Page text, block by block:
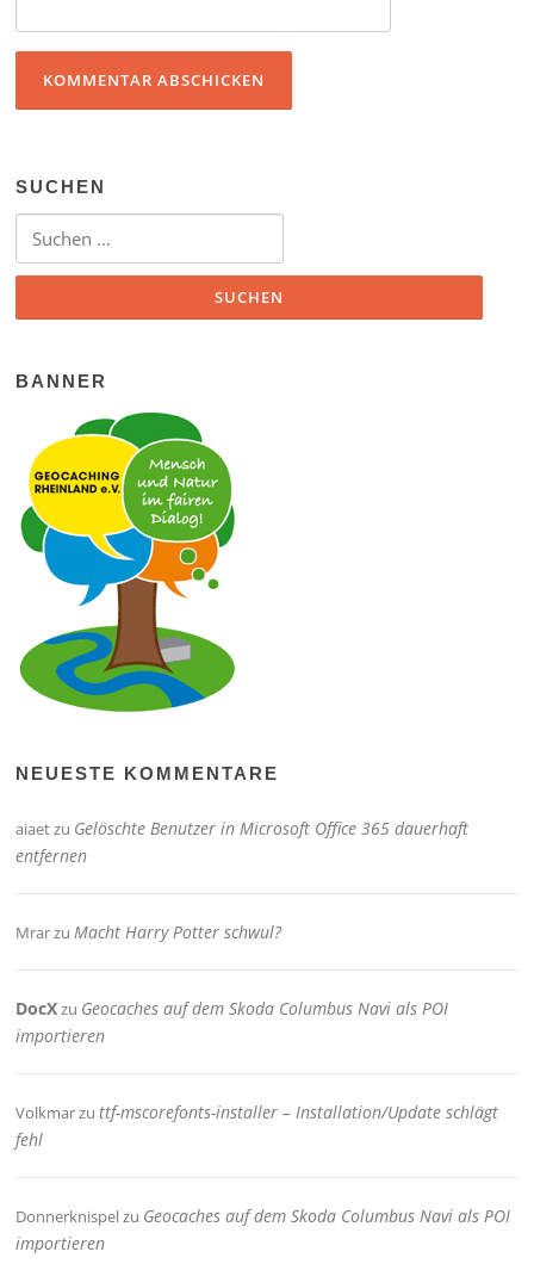
SUCHEN
Suchen nach:
BANNER
NEUESTE KOMMENTARE
aiaetzu Gelöschte Benutzer in Microsoft Office 365 dauerhaft
entfernen
Mrarzu Macht Harry Potter schwul?
DocXzu Geocaches auf dem Skoda Columbus Navi als POI
importieren
Volkmarzuttf-mscorefonts-installer – Installation/Update schlägt
fehl
Donnerknispelzu Geocaches auf dem Skoda Columbus Navi als POI
importieren